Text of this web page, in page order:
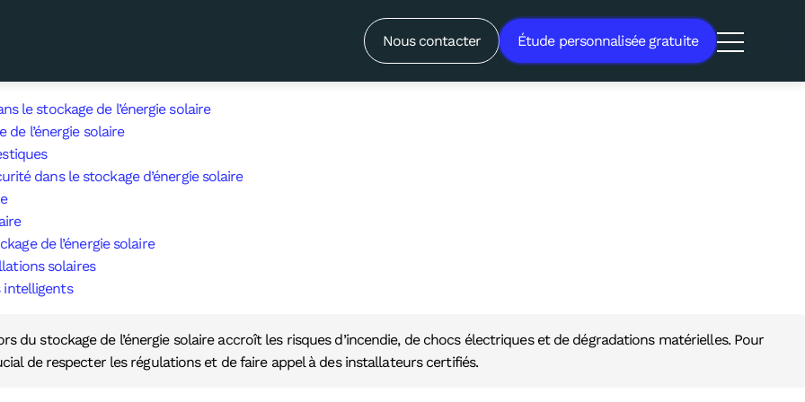
Nous contacter Étude personnalisée gratuite
électriques accroît les dangers liés au stockage de
le stockage de l’énergie solaire
l’énergie solaire
dans le stockage d’énergie solaire
de l’énergie solaire
solaires
intelligents
du stockage de l’énergie solaire accroît les risques d’incendie, de chocs électriques et de dégradations matérielles. Pour
de respecter les régulations et de faire appel à des installateurs certifiés.